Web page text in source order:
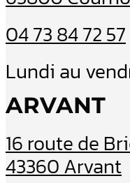
04 73 84 72 57
Lundi au
ARVANT
16 route de
43360 Arvant